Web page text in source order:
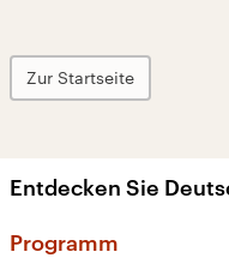
Zur Startseite
Entdecken Sie
Programm